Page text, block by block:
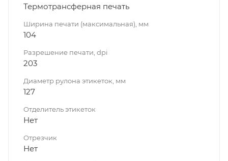
Термотрансферная печать
Ширина печати (максимальная), мм
104
Разрешение печати, dpi
203
Диаметр рулона этикеток, мм
127
Отделитель этикеток
Нет
Отрезчик
Нет